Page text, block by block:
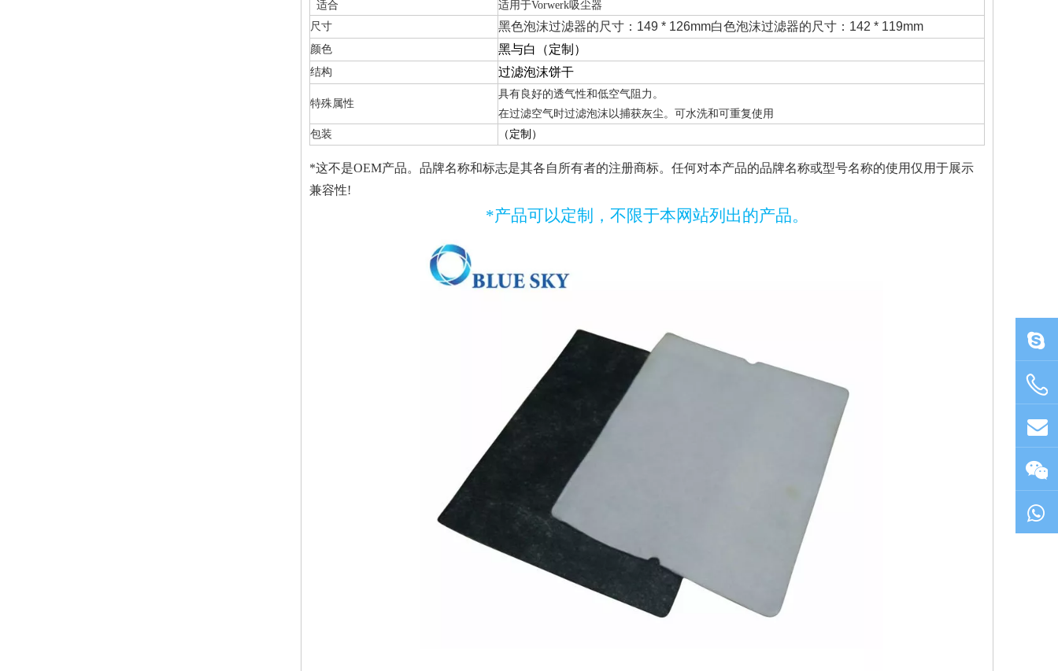
适合
适用于Vorwerk吸尘器
尺寸 黑色泡沫过滤器的尺寸：149 * 126mm白色泡沫过滤器的尺寸：142 * 119mm
颜色 黑与白（定制）
结构 过滤泡沫饼干
特殊属性
具有良好的透气性和低空气阻力。
在过滤空气时过滤泡沫以捕获灰尘。可水洗和可重复使用
包装 （定制）
*这不是OEM产品。品牌名称和标志是其各自所有者的注册商标。任何对本产品的品牌名称或型号名称的使用仅用于展示
兼容性!
*产品可以定制，不限于本网站列出的产品。